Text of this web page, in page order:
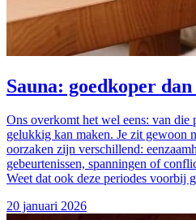
Sauna: goedkoper
Ons overkomt het wel eens: van die
gelukkig kan maken. Je zit gewoon
oorzaken zijn verschillend:
gebeurtenissen, spanningen of
Weet dat ook deze periodes voorbij
20 januari 2026